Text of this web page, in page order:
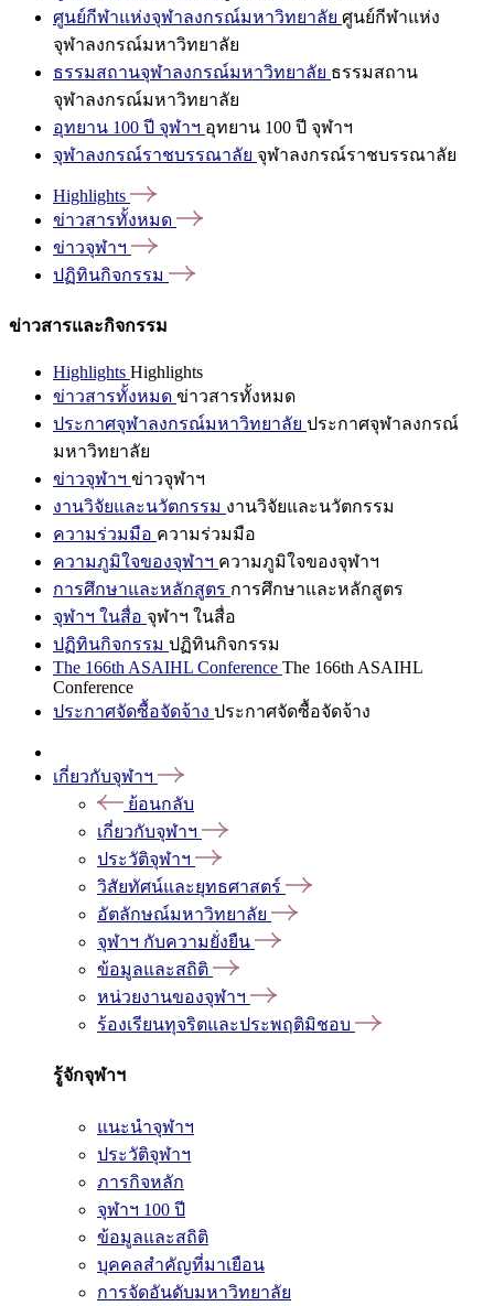
ศูนย์กีฬาแห่งจุฬาลงกรณ์มหาวิทยาลัย ศูนย์กีฬาแห่ง
จุฬาลงกรณ์มหาวิทยาลัย
ธรรมสถานจุฬาลงกรณ์มหาวิทยาลัย ธรรมสถาน
จุฬาลงกรณ์มหาวิทยาลัย
อุทยาน 100 ปี จุฬาฯ อุทยาน 100 ปี จุฬาฯ
จุฬาลงกรณ์ราชบรรณาลัย จุฬาลงกรณ์ราชบรรณาลัย
Highlights
ข่าวสารทั้งหมด
ข่าวจุฬาฯ
ปฏิทินกิจกรรม
ข่าวสารและกิจกรรม
Highlights Highlights
ข่าวสารทั้งหมด ข่าวสารทั้งหมด
ประกาศจุฬาลงกรณ์มหาวิทยาลัย ประกาศจุฬาลงกรณ์
มหาวิทยาลัย
ข่าวจุฬาฯ ข่าวจุฬาฯ
งานวิจัยและนวัตกรรม งานวิจัยและนวัตกรรม
ความร่วมมือ ความร่วมมือ
ความภูมิใจของจุฬาฯ ความภูมิใจของจุฬาฯ
การศึกษาและหลักสูตร การศึกษาและหลักสูตร
จุฬาฯ ในสื่อ จุฬาฯ ในสื่อ
ปฏิทินกิจกรรม ปฏิทินกิจกรรม
The 166th ASAIHL Conference The 166th ASAIHL
Conference
ประกาศจัดซื้อจัดจ้าง ประกาศจัดซื้อจัดจ้าง
เกี่ยวกับจุฬาฯ
ย้อนกลับ
เกี่ยวกับจุฬาฯ
ประวัติจุฬาฯ
วิสัยทัศน์และยุทธศาสตร์
อัตลักษณ์มหาวิทยาลัย
จุฬาฯ กับความยั่งยืน
ข้อมูลและสถิติ
หน่วยงานของจุฬาฯ
ร้องเรียนทุจริตและประพฤติมิชอบ
รู้จักจุฬาฯ
แนะนำจุฬาฯ
ประวัติจุฬาฯ
ภารกิจหลัก
จุฬาฯ 100 ปี
ข้อมูลและสถิติ
บุคคลสำคัญที่มาเยือน
การจัดอันดับมหาวิทยาลัย